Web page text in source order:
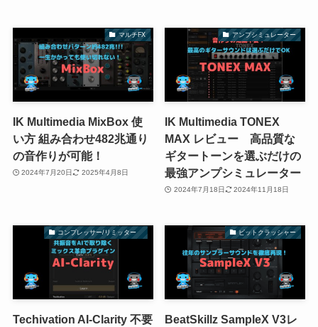
マルチFX
IK Multimedia MixBox 使
い方 組み合わせ482兆通り
の音作りが可能！
2024年7月20日 2025年4月8日
アンプシミュレーター
IK Multimedia TONEX
MAX レビュー 高品質な
ギタートーンを選ぶだけの
最強アンプシミュレーター
2024年7月18日 2024年11月18日
コンプレッサー/リミッター
Techivation AI-Clarity 不要
ビットクラッシャー
BeatSkillz SampleX V3レ